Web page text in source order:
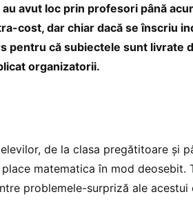
avut loc prin profesori până
cost, dar chiar dacă se înscriu
pentru că subiectele sunt livrate
organizatorii.
de la clasa pregătitoare şi
matematica în mod deosebit.
problemele-surpriză ale acestui